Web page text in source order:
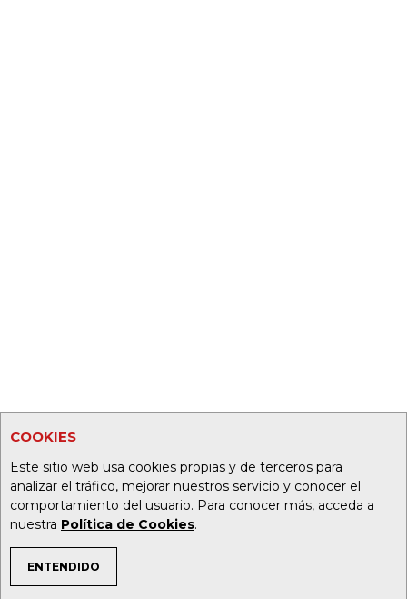
COOKIES
Este sitio web usa cookies propias y de terceros para
analizar el tráfico, mejorar nuestros servicio y conocer el
comportamiento del usuario. Para conocer más, acceda a
nuestra Política de Cookies.
ENTENDIDO
TEMAS DE INTERÉS